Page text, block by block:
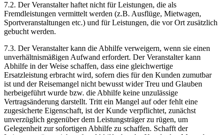
7.2. Der Veranstalter haftet nicht für Leistungen, die als
Fremdleistungen vermittelt werden (z.B. Ausflüge, Mietwagen,
Sportveranstaltungen etc.) und für Leistungen, die vor Ort zusätzlich
gebucht werden.
7.3. Der Veranstalter kann die Abhilfe verweigern, wenn sie einen
unverhältnismäßigen Aufwand erfordert. Der Veranstalter kann
Abhilfe in der Weise schaffen, dass eine gleichwertige
Ersatzleistung erbracht wird, sofern dies für den Kunden zumutbar
ist und der Reisemangel nicht bewusst wider Treu und Glauben
herbeigeführt wurde bzw. die Abhilfe keine unzulässige
Vertragsänderung darstellt. Tritt ein Mangel auf oder fehlt eine
zugesicherte Eigenschaft, ist der Kunde verpflichtet, zunächst
unverzüglich gegenüber dem Leistungsträger zu rügen, um
Gelegenheit zur sofortigen Abhilfe zu schaffen. Schafft der